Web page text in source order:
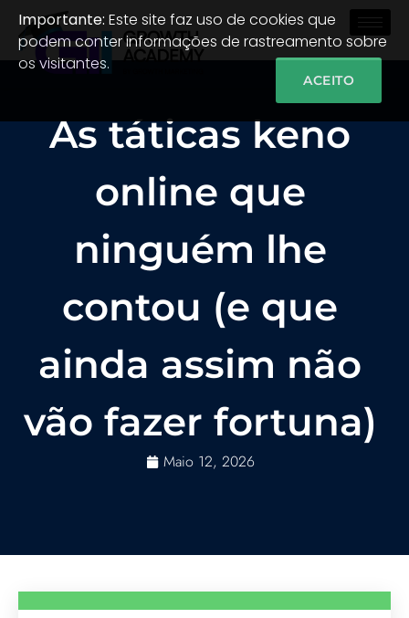
As táticas keno
online que
ninguém lhe
contou (e que
ainda assim não
vão fazer fortuna)
Maio 12, 2026
Importante: Este site faz uso de cookies que
podem conter informações de rastreamento sobre
os visitantes.
ACEITO